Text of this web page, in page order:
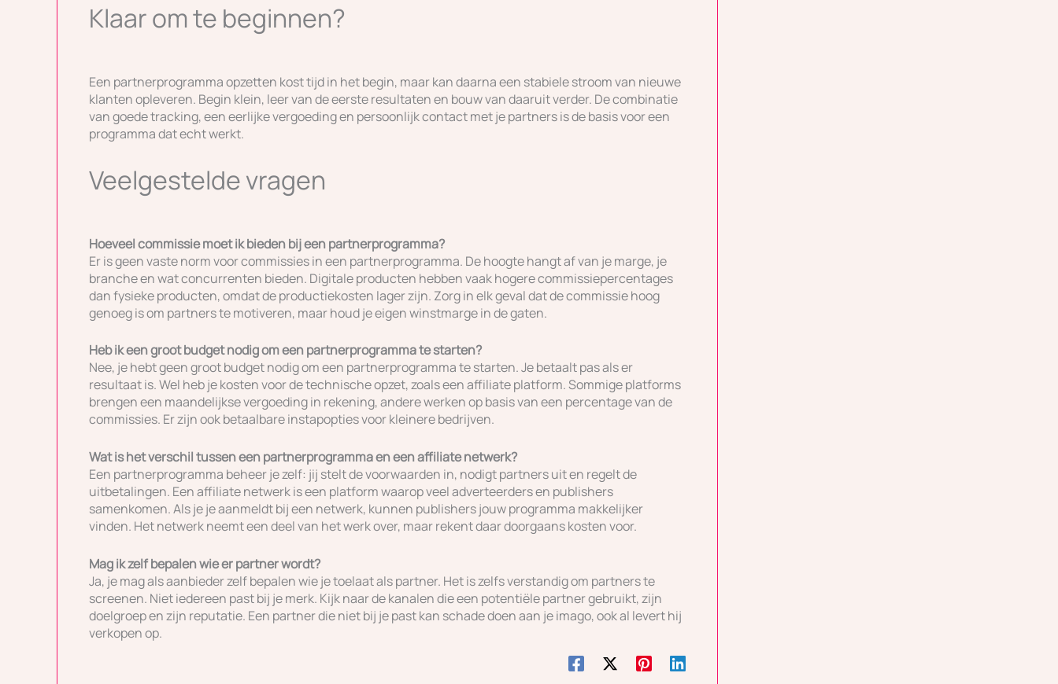
Klaar om te beginnen?
Een partnerprogramma opzetten kost tijd in het begin, maar kan daarna een stabiele stroom van nieuwe
klanten opleveren. Begin klein, leer van de eerste resultaten en bouw van daaruit verder. De combinatie
van goede tracking, een eerlijke vergoeding en persoonlijk contact met je partners is de basis voor een
programma dat echt werkt.
Veelgestelde vragen
Hoeveel commissie moet ik bieden bij een partnerprogramma?
Er is geen vaste norm voor commissies in een partnerprogramma. De hoogte hangt af van je marge, je
branche en wat concurrenten bieden. Digitale producten hebben vaak hogere commissiepercentages
dan fysieke producten, omdat de productiekosten lager zijn. Zorg in elk geval dat de commissie hoog
genoeg is om partners te motiveren, maar houd je eigen winstmarge in de gaten.
Heb ik een groot budget nodig om een partnerprogramma te starten?
Nee, je hebt geen groot budget nodig om een partnerprogramma te starten. Je betaalt pas als er
resultaat is. Wel heb je kosten voor de technische opzet, zoals een affiliate platform. Sommige platforms
brengen een maandelijkse vergoeding in rekening, andere werken op basis van een percentage van de
commissies. Er zijn ook betaalbare instapopties voor kleinere bedrijven.
Wat is het verschil tussen een partnerprogramma en een affiliate netwerk?
Een partnerprogramma beheer je zelf: jij stelt de voorwaarden in, nodigt partners uit en regelt de
uitbetalingen. Een affiliate netwerk is een platform waarop veel adverteerders en publishers
samenkomen. Als je je aanmeldt bij een netwerk, kunnen publishers jouw programma makkelijker
vinden. Het netwerk neemt een deel van het werk over, maar rekent daar doorgaans kosten voor.
Mag ik zelf bepalen wie er partner wordt?
Ja, je mag als aanbieder zelf bepalen wie je toelaat als partner. Het is zelfs verstandig om partners te
screenen. Niet iedereen past bij je merk. Kijk naar de kanalen die een potentiële partner gebruikt, zijn
doelgroep en zijn reputatie. Een partner die niet bij je past kan schade doen aan je imago, ook al levert hij
verkopen op.